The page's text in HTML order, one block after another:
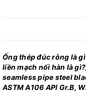
Ống thép đúc rỗng là
liền mạch nối hàn là
seamless pipe steel
ASTM A106 API Gr.B,